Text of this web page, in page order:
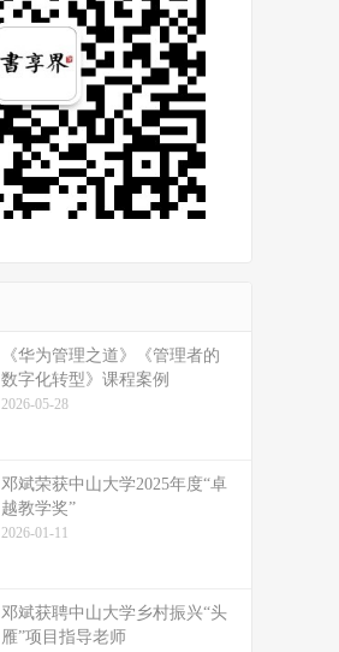
《华为管理之道》《管理者的
数字化转型》课程案例
2026-05-28
邓斌荣获中山大学2025年度“卓
越教学奖”
2026-01-11
邓斌获聘中山大学乡村振兴“头
雁”项目指导老师